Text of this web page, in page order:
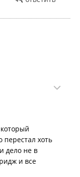
перестал хоть
дело не в
и все